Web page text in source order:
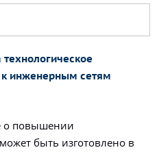
инженерным сетям
о повышении
быть изготовлено в